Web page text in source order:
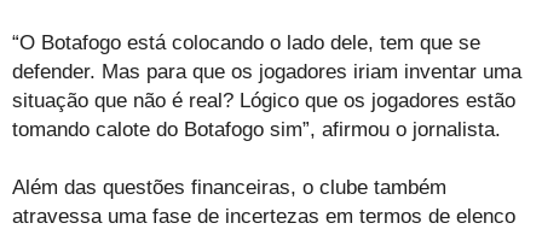
“O Botafogo está colocando o lado dele, tem que se
defender. Mas para que os jogadores iriam inventar uma
situação que não é real? Lógico que os jogadores estão
tomando calote do Botafogo sim”, afirmou o jornalista.
Além das questões financeiras, o clube também
atravessa uma fase de incertezas em termos de elenco